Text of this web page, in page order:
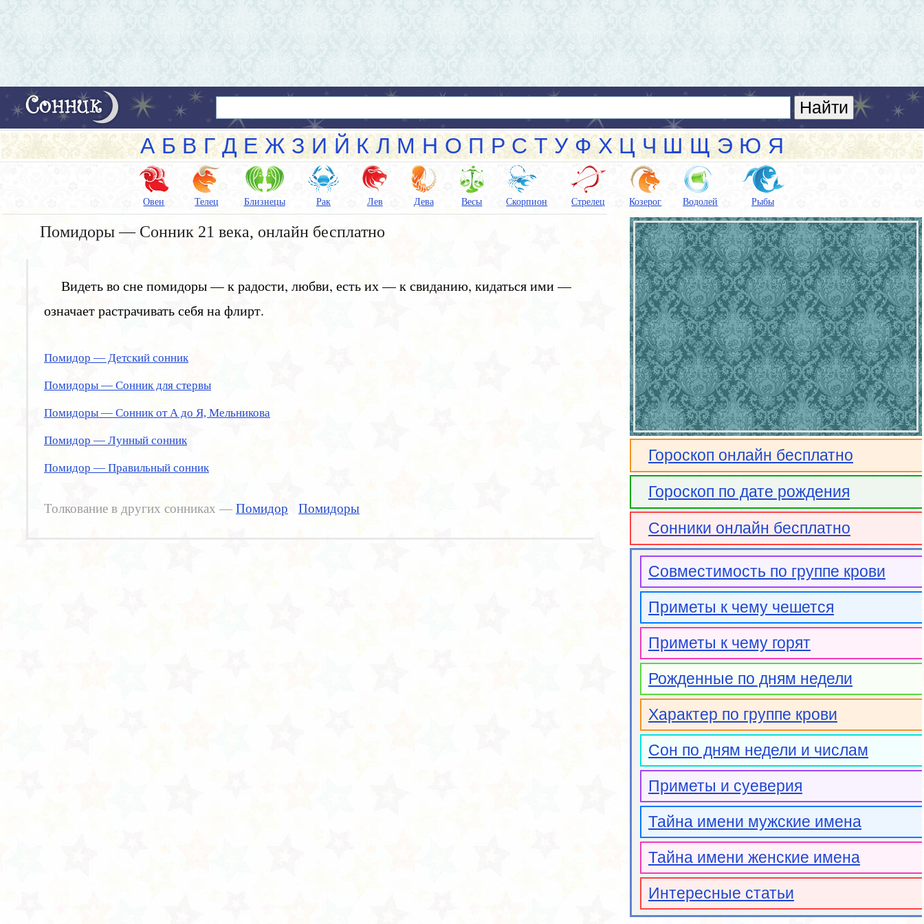
А Б В Г Д Е Ж З И Й К Л М Н О П Р С Т У Ф Х Ц Ч Ш Щ Э Ю Я
Овен Телец Близнецы Рак Лев Дева Весы Скорпион Стрелец Козерог Водолей Рыбы
Помидоры — Сонник 21 века, онлайн бесплатно
Видеть во сне помидоры — к радости, любви, есть их — к свиданию, кидаться ими —
означает растрачивать себя на флирт.
Помидор — Детский сонник
Помидоры — Сонник для стервы
Помидоры — Сонник от А до Я, Мельникова
Помидор — Лунный сонник
Помидор — Правильный сонник
Толкование в других сонниках — Помидор Помидоры
Гороскоп онлайн бесплатно
Гороскоп по дате рождения
Сонники онлайн бесплатно
Совместимость по группе крови
Приметы к чему чешется
Приметы к чему горят
Рожденные по дням недели
Характер по группе крови
Сон по дням недели и числам
Приметы и суеверия
Тайна имени мужские имена
Тайна имени женские имена
Интересные статьи